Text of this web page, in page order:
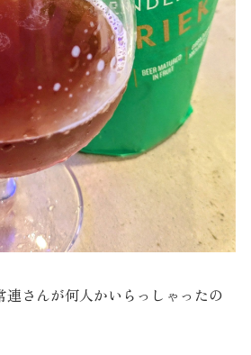
連さんが何人かいらっしゃったの